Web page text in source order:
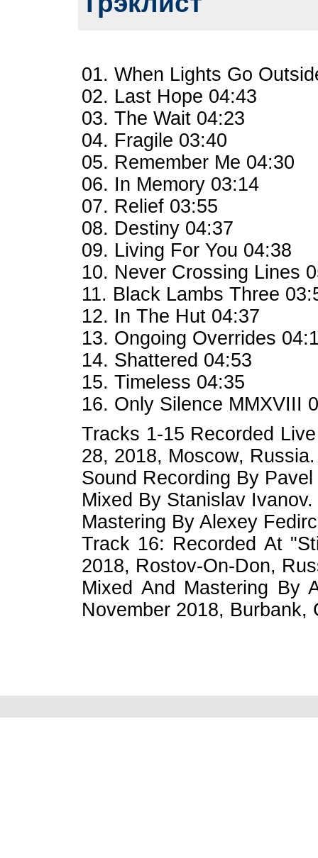
01. When Lights Go
02. Last Hope 04:43
03. The Wait 04:23
04. Fragile 03:40
05. Remember Me 04:30
06. In Memory 03:14
07. Relief 03:55
08. Destiny 04:37
09. Living For You 04:38
10. Never Crossing Lines
11. Black Lambs Three
12. In The Hut 04:37
13. Ongoing Overrides
14. Shattered 04:53
15. Timeless 04:35
16. Only Silence MMXVIII
Tracks 1-15 Recorded
28, 2018, Moscow, Russia.
Sound Recording By
Mixed By Stanislav Ivanov.
Mastering By Alexey
Track 16: Recorded At
2018, Rostov-On-Don,
Mixed And Mastering By
November 2018, Burbank,